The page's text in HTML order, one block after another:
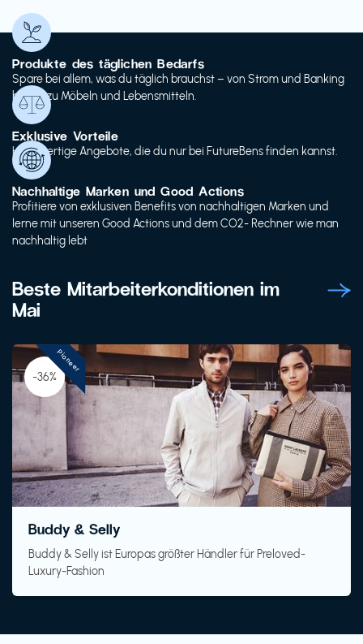
Produkte des täglichen Bedarfs
Spare bei allem, was du täglich brauchst – von Strom und Banking
bis hin zu Möbeln und Lebensmitteln.
Exklusive Vorteile
Hochwertige Angebote, die du nur bei FutureBens finden kannst.
Nachhaltige Marken und Good Actions
Profitiere von exklusiven Benefits von nachhaltigen Marken und
lerne mit unseren Good Actions und dem CO2- Rechner wie man
nachhaltig lebt
Beste Mitarbeiterkonditionen im
Mai
-36%
Buddy & Selly
Buddy & Selly ist Europas größter Händler für Preloved-
Luxury-Fashion
Pioneer